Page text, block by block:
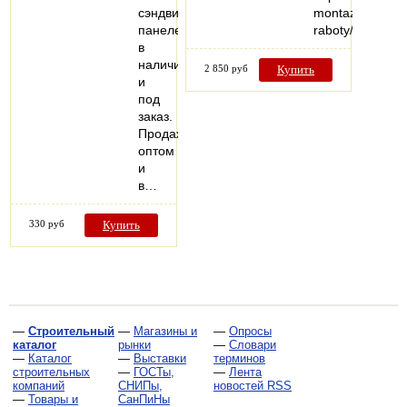
сэндвич-
панелей
в
наличии
и
под
заказ.
Продажа
оптом
и
в…
330 руб Купить
montazhnye-
raboty/
2 850 руб Купить
— Строительный
каталог
— Каталог
строительных
компаний
— Товары и
— Магазины и
рынки
— Выставки
— ГОСТы,
СНИПы,
СанПиНы
— Опросы
— Словари
терминов
— Лента
новостей RSS